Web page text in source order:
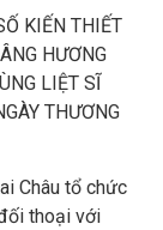
KIẾN THIẾT
HƯƠNG
LIỆT SĨ
THƯƠNG
Châu tổ chức
thoại với